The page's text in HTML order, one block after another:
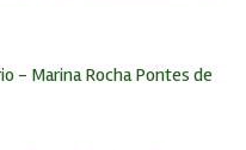
- Marina Rocha Pontes de